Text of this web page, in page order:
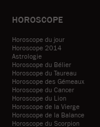
HOROSCOPE
Horoscope du jour
Horoscope 2014
Astrologie
Horoscope du Bélier
Horoscope du Taureau
Horoscope des Gémeaux
Horoscope du Cancer
Horoscope du Lion
Horoscope de la Vierge
Horoscope de la Balance
Horoscope du Scorpion